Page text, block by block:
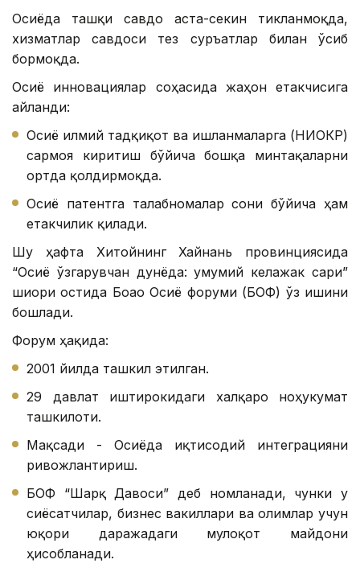
Осиёда ташқи савдо аста-секин тикланмоқда,
хизматлар савдоси тез суръатлар билан ўсиб
бормоқда.
Осиё инновациялар соҳасида жаҳон етакчисига
айланди:
Осиё илмий тадқиқот ва ишланмаларга (НИОКР)
сармоя киритиш бўйича бошқа минтақаларни
ортда қолдирмоқда.
Осиё патентга талабномалар сони бўйича ҳам
етакчилик қилади.
Шу ҳафта Хитойнинг Хайнань провинциясида
“Осиё ўзгарувчан дунёда: умумий келажак сари”
шиори остида Боао Осиё форуми (БОФ) ўз ишини
бошлади.
Форум ҳақида:
2001 йилда ташкил этилган.
29 давлат иштирокидаги халқаро ноҳукумат
ташкилоти.
Мақсади - Осиёда иқтисодий интеграцияни
ривожлантириш.
БОФ “Шарқ Давоси” деб номланади, чунки у
сиёсатчилар, бизнес вакиллари ва олимлар учун
юқори даражадаги мулоқот майдони
ҳисобланади.